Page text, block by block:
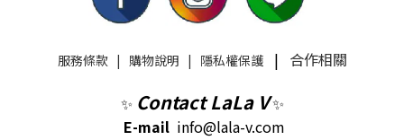
服務條款| 購物說明 | 隱私權保護| 合作相關
✨ Contact LaLa V✨
E-mail info@lala-v.com